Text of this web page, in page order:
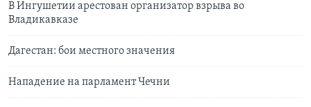
В Ингушетии арестован организатор взрыва во
Владикавказе
Дагестан: бои местного значения
Нападение на парламент Чечни